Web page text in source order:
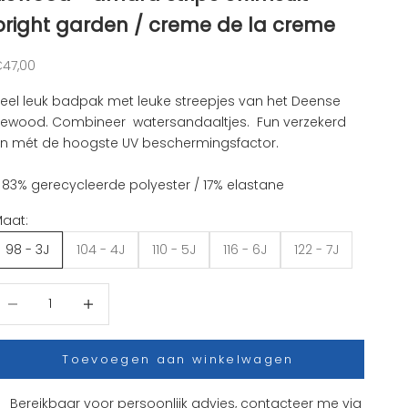
garden / creme de la creme
leuk badpak met leuke streepjes van het Deense
Combineer watersandaaltjes. Fun verzekerd
mét de hoogste UV beschermingsfactor.
gerecycleerde polyester / 17% elastane
98 - 3J
104 - 4J 110 - 5J 116 - 6J 122 - 7J
Toevoegen aan winkelwagen
Bereikbaar voor persoonlijk advies, contacteer me via